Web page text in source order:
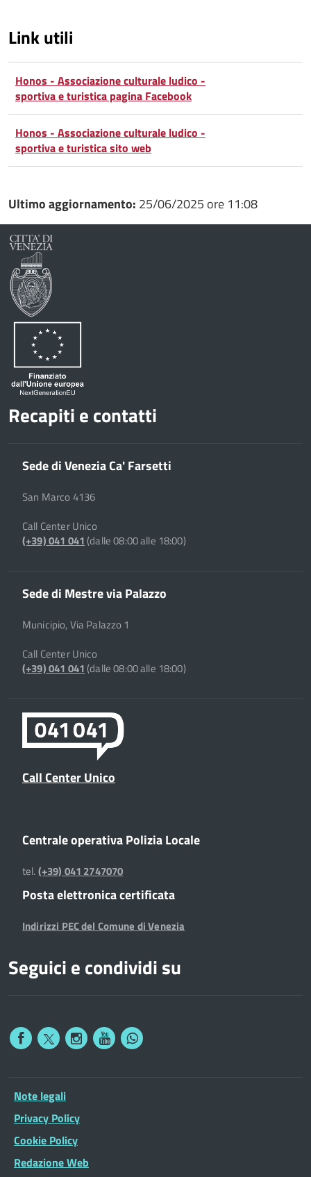
Link utili
Honos - Associazione culturale ludico -
sportiva e turistica pagina Facebook
Honos - Associazione culturale ludico -
sportiva e turistica sito web
Ultimo aggiornamento: 25/06/2025 ore 11:08
Recapiti e contatti
Sede di Venezia Ca' Farsetti
San Marco 4136
Call Center Unico
(+39) 041 041(dalle 08:00 alle 18:00)
Sede di Mestre via Palazzo
Municipio, Via Palazzo 1
Call Center Unico
(+39) 041 041(dalle 08:00 alle 18:00)
Call Center Unico
Centrale operativa Polizia Locale
tel.(+39) 041 2747070
Posta elettronica certificata
Indirizzi PEC del Comune di Venezia
Seguici e condividi su
Note legali
Privacy Policy
Cookie Policy
Redazione Web